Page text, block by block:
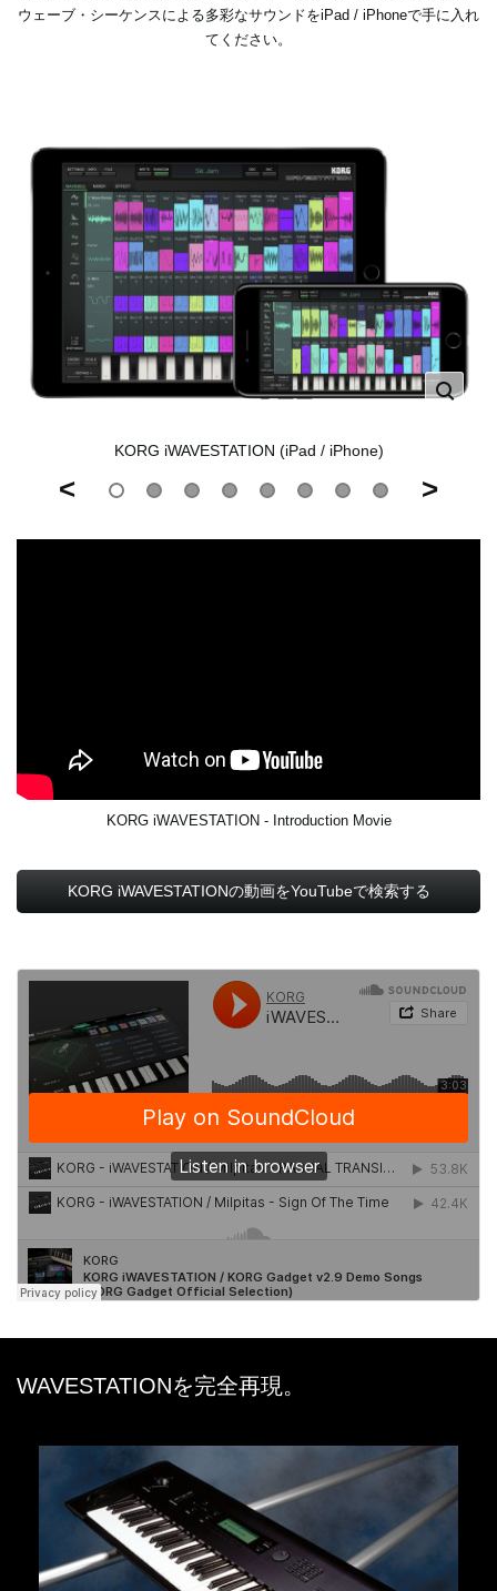
ウェーブ・シーケンスによる多彩なサウンドをiPad / iPhoneで手に入れ
てください。
KORG iWAVESTATION (iPad / iPhone)
< >
KORG iWAVESTATION - Introduction Movie
KORG iWAVESTATIONの動画をYouTubeで検索する
WAVESTATIONを完全再現。